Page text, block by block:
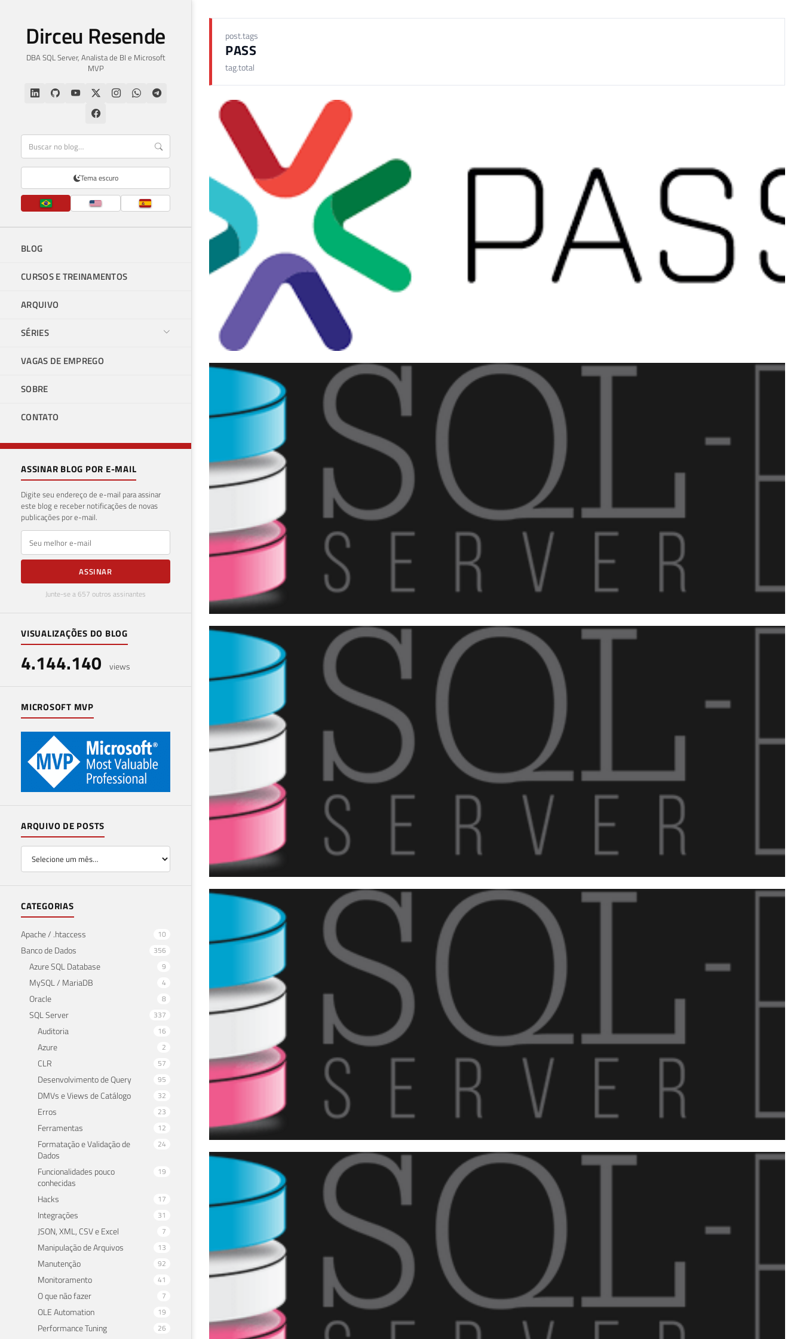
Dirceu Resende
DBA SQL Server, Analista de BI e Microsoft
MVP
Tema escuro
BLOG
CURSOS E TREINAMENTOS
ARQUIVO
SÉRIES
VAGAS DE EMPREGO
SOBRE
CONTATO
ASSINAR BLOG POR E-MAIL
Digite seu endereço de e-mail para assinar
este blog e receber notificações de novas
publicações por e-mail.
E-mail
ASSINAR
Junte-se a 657 outros assinantes
VISUALIZAÇÕES DO BLOG
4.144.140 views
MICROSOFT MVP
ARQUIVO DE POSTS
CATEGORIAS
Apache / .htaccess 10
Banco de Dados 356
Azure SQL Database 9
MySQL / MariaDB 4
Oracle 8
SQL Server 337
Auditoria 16
Azure 2
CLR 57
Desenvolvimento de Query 95
DMVs e Views de Catálogo 32
Erros 23
Ferramentas 12
Formatação e Validação de
Dados
24
Funcionalidades pouco
conhecidas
19
Hacks 17
Integrações 31
JSON, XML, CSV e Excel 7
Manipulação de Arquivos 13
Manutenção 92
Monitoramento 41
O que não fazer 7
OLE Automation 19
Performance Tuning 26
post.tags
PASS
tag.total
SQL Saturday #906 - São Paulo (28/09) - O maior evento
do Brasil em tecnologias Microsoft na área de dados!
1 min de leitura
Como foi o 8º encontro do PASS Local Group SQL Server
ES (Azure CosmosDB) ?
2 min de leitura
Como foi o 7º encontro do PASS Local Group SQL Server
ES ?
2 min de leitura
3º Encontro do Chapter SQL Server ES - 26/08/2017
10 de agosto de 2017